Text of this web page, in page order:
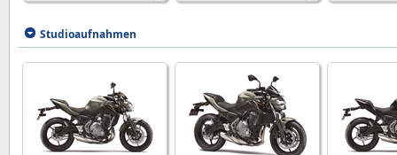
Studioaufnahmen